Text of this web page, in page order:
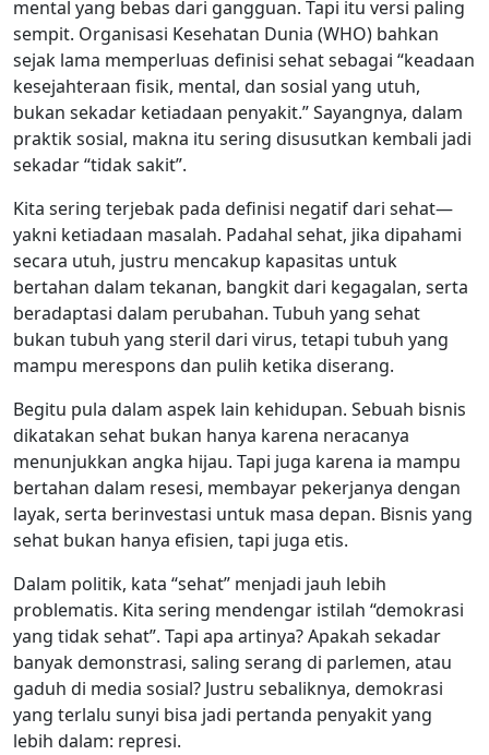
mental yang bebas dari gangguan. Tapi itu versi paling
sempit. Organisasi Kesehatan Dunia (WHO) bahkan
sejak lama memperluas definisi sehat sebagai “keadaan
kesejahteraan fisik, mental, dan sosial yang utuh,
bukan sekadar ketiadaan penyakit.” Sayangnya, dalam
praktik sosial, makna itu sering disusutkan kembali jadi
sekadar “tidak sakit”.
Kita sering terjebak pada definisi negatif dari sehat—
yakni ketiadaan masalah. Padahal sehat, jika dipahami
secara utuh, justru mencakup kapasitas untuk
bertahan dalam tekanan, bangkit dari kegagalan, serta
beradaptasi dalam perubahan. Tubuh yang sehat
bukan tubuh yang steril dari virus, tetapi tubuh yang
mampu merespons dan pulih ketika diserang.
Begitu pula dalam aspek lain kehidupan. Sebuah bisnis
dikatakan sehat bukan hanya karena neracanya
menunjukkan angka hijau. Tapi juga karena ia mampu
bertahan dalam resesi, membayar pekerjanya dengan
layak, serta berinvestasi untuk masa depan. Bisnis yang
sehat bukan hanya efisien, tapi juga etis.
Dalam politik, kata “sehat” menjadi jauh lebih
problematis. Kita sering mendengar istilah “demokrasi
yang tidak sehat”. Tapi apa artinya? Apakah sekadar
banyak demonstrasi, saling serang di parlemen, atau
gaduh di media sosial? Justru sebaliknya, demokrasi
yang terlalu sunyi bisa jadi pertanda penyakit yang
lebih dalam: represi.